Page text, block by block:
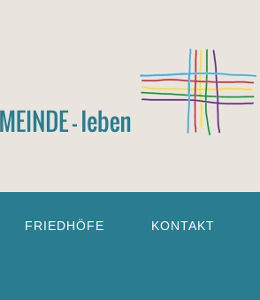
FRIEDHÖFE KONTAKT